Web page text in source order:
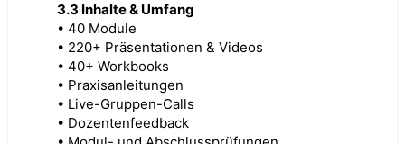
3.3 Inhalte & Umfang
• 40 Module
• 220+ Präsentationen & Videos
• 40+ Workbooks
• Praxisanleitungen
• Live-Gruppen-Calls
• Dozentenfeedback